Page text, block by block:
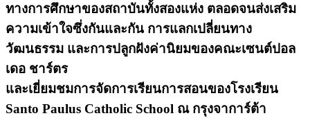
ทางการศึกษาของสถาบันทั้งสองแห่ง ตลอดจนส่งเสริม
ความเข้าใจซึ่งกันและกัน การแลกเปลี่ยนทาง
วัฒนธรรม และการปลูกฝังค่านิยมของคณะเซนต์ปอล
เดอ ชาร์ตร
และเยี่ยมชมการจัดการเรียนการสอนของโรงเรียน
Santo Paulus Catholic School ณ กรุงจาการ์ต้า